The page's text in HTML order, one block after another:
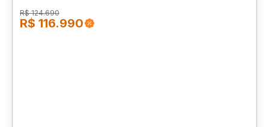
R$ 124.690
R$ 116.990